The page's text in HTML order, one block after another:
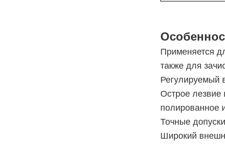
Применяется
также для
Регулируемый
Острое лезвие
полированное
Точные
Широкий